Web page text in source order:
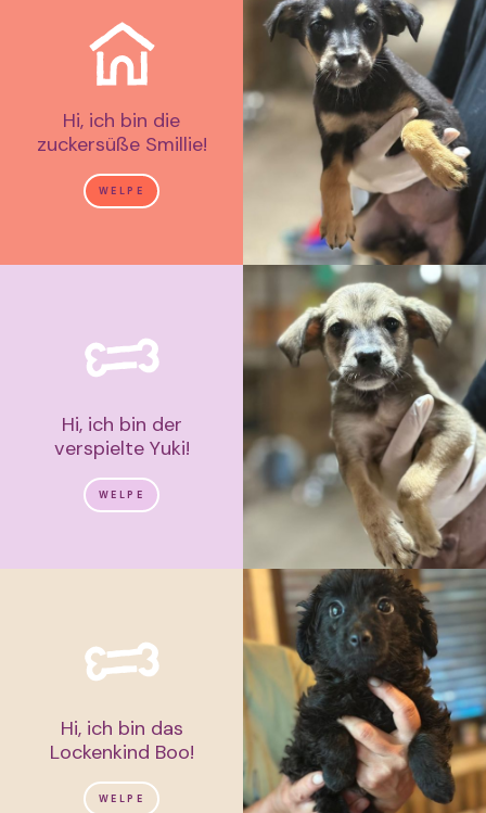
Hi, ich bin die
zuckersüße Smillie!
WELPE
Hi, ich bin der
verspielte Yuki!
WELPE
Hi, ich bin das
Lockenkind Boo!
WELPE